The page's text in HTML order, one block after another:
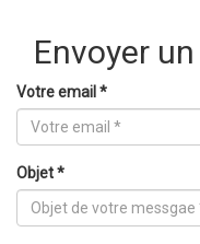
Envoyer
Votre email *
Objet*